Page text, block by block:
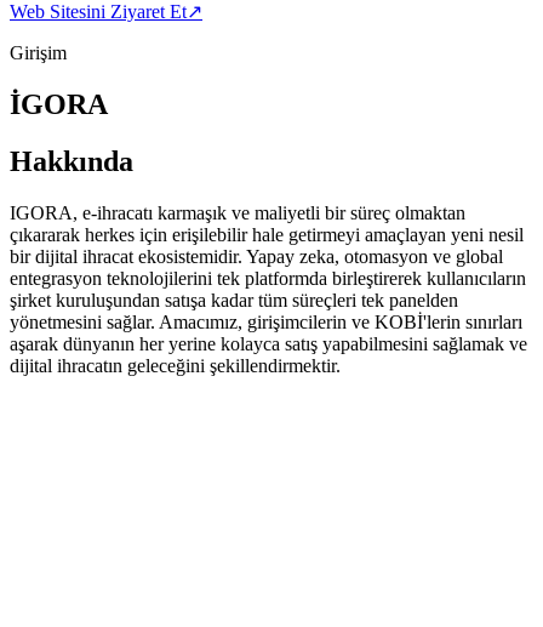
Web Sitesini Ziyaret Et↗
Girişim
İGORA
Hakkında
IGORA, e-ihracatı karmaşık ve maliyetli bir süreç olmaktan
çıkararak herkes için erişilebilir hale getirmeyi amaçlayan yeni nesil
bir dijital ihracat ekosistemidir. Yapay zeka, otomasyon ve global
entegrasyon teknolojilerini tek platformda birleştirerek kullanıcıların
şirket kuruluşundan satışa kadar tüm süreçleri tek panelden
yönetmesini sağlar. Amacımız, girişimcilerin ve KOBİ'lerin sınırları
aşarak dünyanın her yerine kolayca satış yapabilmesini sağlamak ve
dijital ihracatın geleceğini şekillendirmektir.